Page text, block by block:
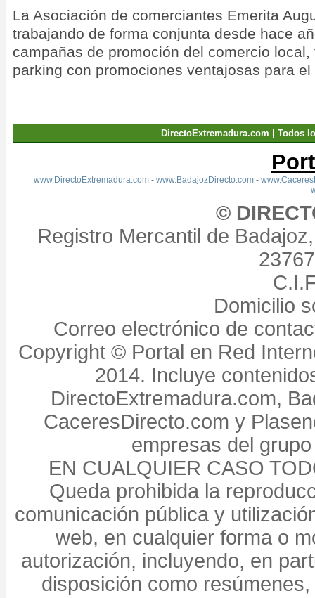
La Asociación de comerciantes Emerita
trabajando de forma conjunta desde hace
campañas de promoción del comercio
parking con promociones ventajosas para
DirectoExtremadura.com | Todos
www.DirectoExtremadura.com- www.BadajozDirecto.com-
©
Registro Mercantil de
Domicilio
Correo electrónico de
Copyright © Portal en Red
2014. Incluye
DirectoExtremadura.com,
CaceresDirecto.com y
empresas del
EN CUALQUIER CASO
Queda prohibida la
comunicación pública y
web, en cualquier forma o
autorización, incluyendo, en
disposición como